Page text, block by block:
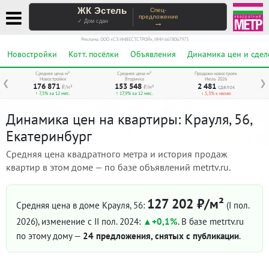
ЖК Эстель
✓ Дом сдан
Спец-
предложение
→
Реклама. ООО «СЗ ИНВЕСТСТРОЙ», ИНН 6678067973
Новостройки Котт. посёлки Объявления Динамика цен и
❮ ❯
Средняя цена м²
Новостройки
176 871 ₽/м²
↑ 7,5% за 12 мес.
Средняя цена м²
Вторичка
153 548 ₽/м²
↑ 17,9% за 12 мес.
Продажи новостроек
Июль 2026
2 481 сделок
↓ 5,3% к июню
Динамика цен на квартиры: Крауля, 56,
Екатеринбург
Средняя цена квадратного метра и история продаж
квартир в этом доме — по базе объявлений metrtv.ru.
Средняя цена в доме Крауля, 56: 127 202 ₽/м² (I пол.
2026), изменение с II пол. 2024: +0,1%. В базе metrtv.ru
по этому дому — 24 предложения, снятых с публикации.